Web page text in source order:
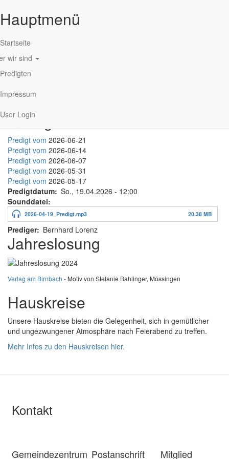
Direkt zum Inhalt
Hauptmenü
Startseite
wir sind
Predigten
Impressum
User Login
Predigt-Mitschnitte
Predigt vom 2026-06-21
Predigt vom 2026-06-14
Predigt vom 2026-06-07
Predigt vom 2026-05-31
Predigt vom 2026-05-17
Predigtdatum So., 19.04.2026 - 12:00
Sounddatei
2026-04-19_Predigt.mp3 20.38 MB
Prediger Bernhard Lorenz
Jahreslosung
Verlag am Birnbach - Motiv von Stefanie Bahlinger, Mössingen
Hauskreise
Unsere Hauskreise bieten die Gelegenheit, sich in gemütlicher
und ungezwungener Atmosphäre nach Feierabend zu treffen.
Mehr Infos zu den Hauskreisen hier.
Kontakt
Gemeindezentrum Postanschrift Mitglied